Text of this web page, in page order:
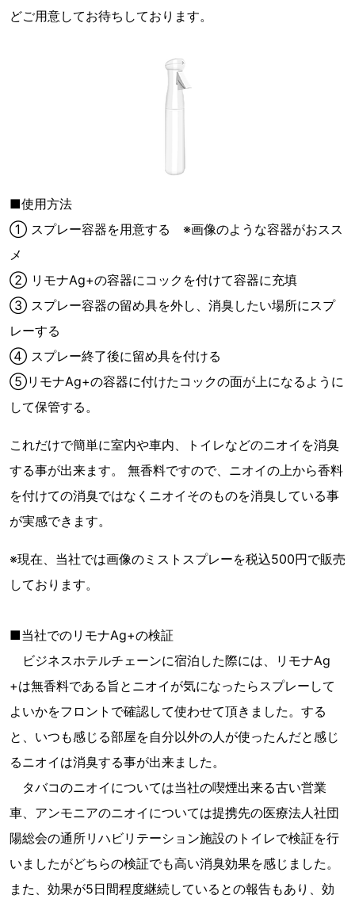
どご用意してお待ちしております。
■使用方法
① スプレー容器を用意する ※画像のような容器がおスス
メ
② リモナAg+の容器にコックを付けて容器に充填
③ スプレー容器の留め具を外し、消臭したい場所にスプ
レーする
④ スプレー終了後に留め具を付ける
⑤リモナAg+の容器に付けたコックの面が上になるように
して保管する。
これだけで簡単に室内や車内、トイレなどのニオイを消臭
する事が出来ます。 無香料ですので、ニオイの上から香料
を付けての消臭ではなくニオイそのものを消臭している事
が実感できます。
※現在、当社では画像のミストスプレーを税込500円で販売
しております。
■当社でのリモナAg+の検証
ビジネスホテルチェーンに宿泊した際には、リモナAg
+は無香料である旨とニオイが気になったらスプレーして
よいかをフロントで確認して使わせて頂きました。する
と、いつも感じる部屋を自分以外の人が使ったんだと感じ
るニオイは消臭する事が出来ました。
タバコのニオイについては当社の喫煙出来る古い営業
車、アンモニアのニオイについては提携先の医療法人社団
陽総会の通所リハビリテーション施設のトイレで検証を行
いましたがどちらの検証でも高い消臭効果を感じました。
また、効果が5日間程度継続しているとの報告もあり、効